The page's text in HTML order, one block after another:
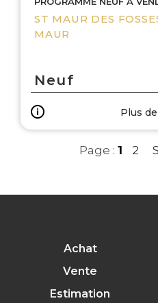
ST MAUR DES
MAUR
Neuf
Plus
Page : 1 2
Achat
Vente
Estimation